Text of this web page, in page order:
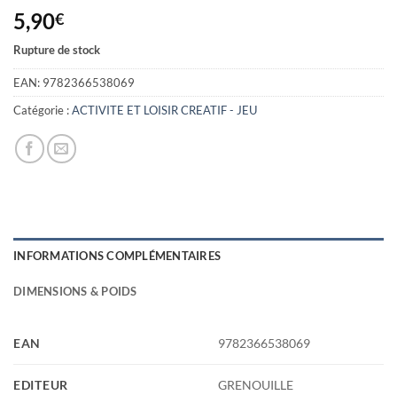
5,90€
Rupture de stock
EAN: 9782366538069
Catégorie :ACTIVITE ET LOISIR CREATIF - JEU
INFORMATIONS COMPLÉMENTAIRES
DIMENSIONS & POIDS
EAN 9782366538069
EDITEUR GRENOUILLE